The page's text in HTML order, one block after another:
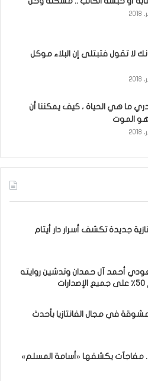
لا تقول فتبتلى إن البلاء موكل
ما هي الحياة ، كيف يمكننا أن
الموت
جديدة تكشف أسرار دار أيتام
أحمد آل حمدان وتدشين روايته
مشوقة في مجال الفانتازيا بأحدث
مفاجآت يكشفها «أسامة المسلم»